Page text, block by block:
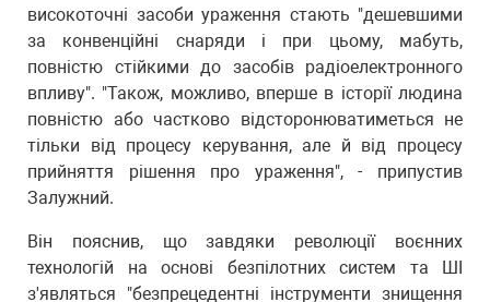
високоточні засоби ураження стають "дешевшими
за конвенційні снаряди і при цьому, мабуть,
повністю стійкими до засобів радіоелектронного
впливу". "Також, можливо, вперше в історії людина
повністю або частково відсторонюватиметься не
тільки від процесу керування, але й від процесу
прийняття рішення про ураження", - припустив
Залужний.
Він пояснив, що завдяки революції воєнних
технологій на основі безпілотних систем та ШІ
з'являться "безпрецедентні інструменти знищення